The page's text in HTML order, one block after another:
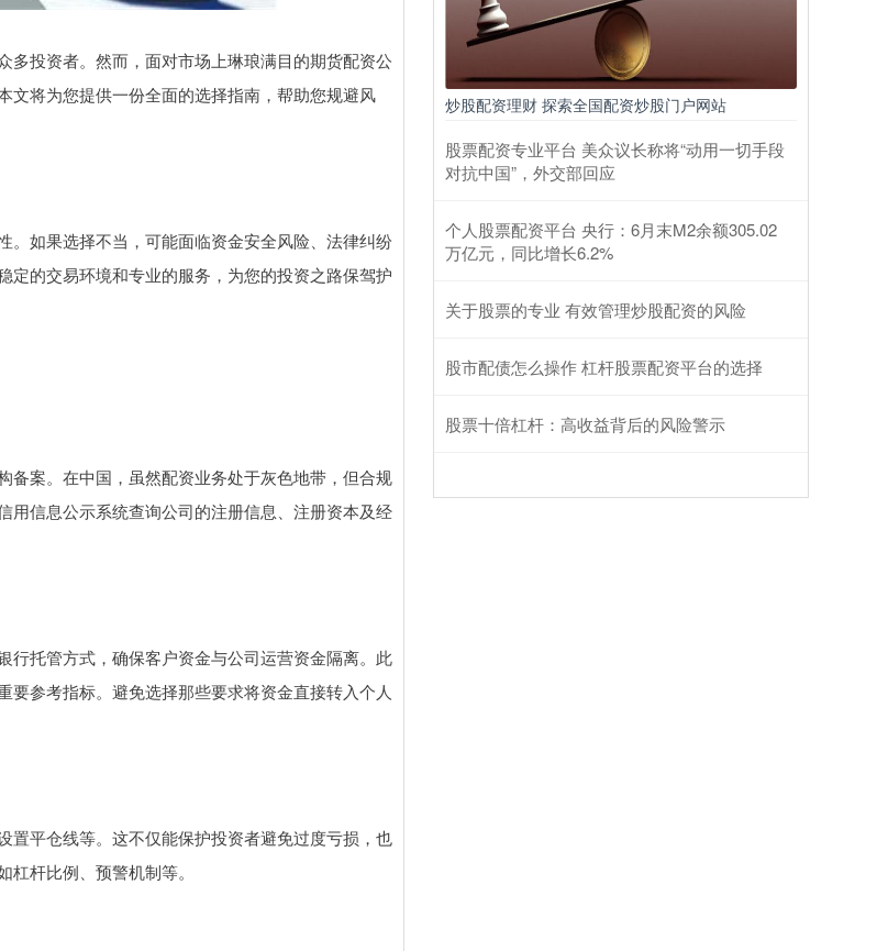
投资者。然而，面对市场上琳琅满目的期货配资公
文将为您提供一份全面的选择指南，帮助您规避风
。如果选择不当，可能面临资金安全风险、法律纠纷
的交易环境和专业的服务，为您的投资之路保驾护
备案。在中国，虽然配资业务处于灰色地带，但合规
用信息公示系统查询公司的注册信息、注册资本及经
行托管方式，确保客户资金与公司运营资金隔离。此
参考指标。避免选择那些要求将资金直接转入个人
置平仓线等。这不仅能保护投资者避免过度亏损，也
杆比例、预警机制等。
炒股配资理财 探索全国配资炒股门户网站
股票配资专业平台 美众议长称将“动用一切手段
对抗中国”，外交部回应
个人股票配资平台 央行：6月末M2余额305.02
万亿元，同比增长6.2%
关于股票的专业 有效管理炒股配资的风险
股市配债怎么操作 杠杆股票配资平台的选择
股票十倍杠杆：高收益背后的风险警示